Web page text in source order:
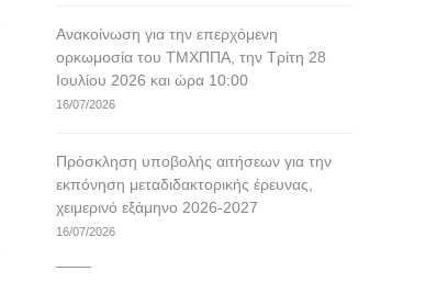
Ανακοίνωση για την επερχόμενη
ορκωμοσία του ΤΜΧΠΠΑ, την Τρίτη 28
Ιουλίου 2026 και ώρα 10:00
16/07/2026
Πρόσκληση υποβολής αιτήσεων για την
εκπόνηση μεταδιδακτορικής έρευνας,
χειμερινό εξάμηνο 2026-2027
16/07/2026